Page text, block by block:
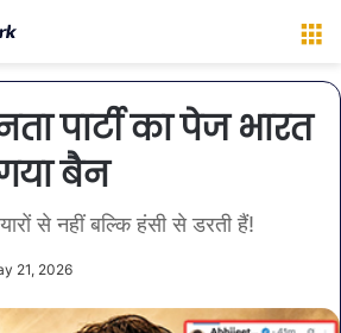
पार्टी का पेज भारत
बैन
से नहीं बल्कि हंसी से डरती हैं!
21, 2026